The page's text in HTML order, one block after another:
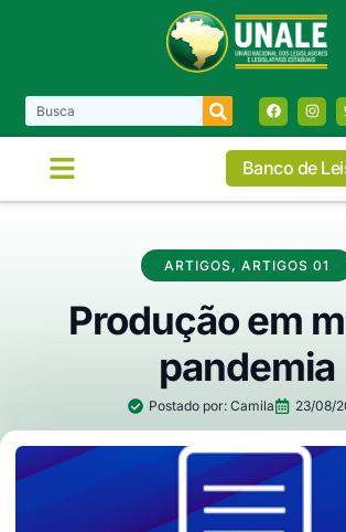
Banco de
ARTIGOS , ARTIGOS 01
Produção em
pandemia
Postado por: Camila 23/08/